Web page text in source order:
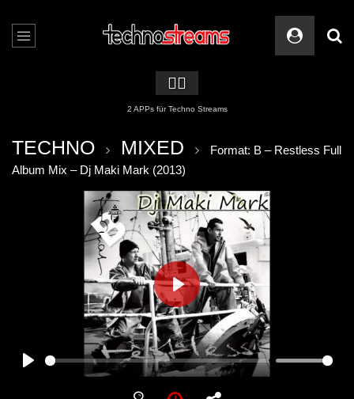
🏳️‍🌈
2 APPs für Techno Streams
TECHNO MIXED
Format: B – Restless Full
Album Mix – Dj Maki Mark (2013)
PLAY